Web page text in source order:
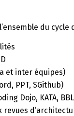
du cycle
et inter équipes)
PPT, SGithub)
Dojo, KATA,